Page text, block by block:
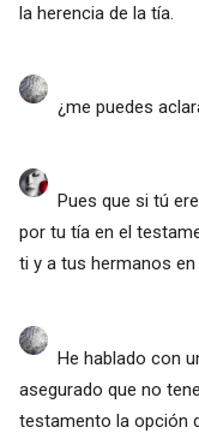
la herencia de la tía.
¿me puedes
Pues que si tú
por tu tía en el
ti y a tus hermanos
He hablado con
asegurado que no
testamento la opción